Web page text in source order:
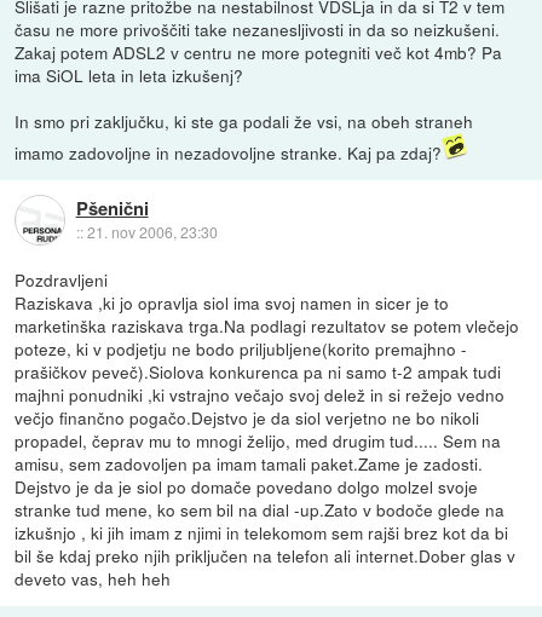
Slišati je razne pritožbe na nestabilnost VDSLja in da si T2 v tem
času ne more privoščiti take nezanesljivosti in da so neizkušeni.
Zakaj potem ADSL2 v centru ne more potegniti več kot 4mb? Pa
ima SiOL leta in leta izkušenj?
In smo pri zaključku, ki ste ga podali že vsi, na obeh straneh
imamo zadovoljne in nezadovoljne stranke. Kaj pa zdaj?
Pšenični
::21. nov 2006, 23:30
Pozdravljeni
Raziskava ,ki jo opravlja siol ima svoj namen in sicer je to
marketinška raziskava trga.Na podlagi rezultatov se potem vlečejo
poteze, ki v podjetju ne bodo priljubljene(korito premajhno -
prašičkov peveč).Siolova konkurenca pa ni samo t-2 ampak tudi
majhni ponudniki ,ki vstrajno večajo svoj delež in si režejo vedno
večjo finančno pogačo.Dejstvo je da siol verjetno ne bo nikoli
propadel, čeprav mu to mnogi želijo, med drugim tud..... Sem na
amisu, sem zadovoljen pa imam tamali paket.Zame je zadosti.
Dejstvo je da je siol po domače povedano dolgo molzel svoje
stranke tud mene, ko sem bil na dial -up.Zato v bodoče glede na
izkušnjo , ki jih imam z njimi in telekomom sem rajši brez kot da bi
bil še kdaj preko njih priključen na telefon ali internet.Dober glas v
deveto vas, heh heh